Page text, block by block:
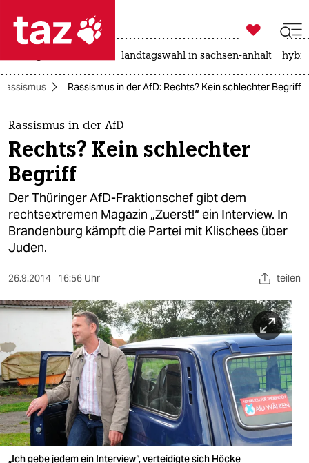
 taz zahl ich
taz zahl ich
themen
politik
öko
gesellschaft
kultur
sport
berlin
nord
wahrheit
verlag
verlag
veranstaltungen

taz zahl ich
landtagswahl in sachsen-anhalt
Rassismus Rassismus in der AfD: Rechts? Kein schlechter Begriff
Rassismus in der AfD
Rechts? Kein schlechter
Begriff
Der Thüringer AfD-Fraktionschef gibt dem
rechtsextremen Magazin „Zuerst!“ ein Interview. In
Brandenburg kämpft die Partei mit Klischees über
Juden.
26.9.2014 16:56 Uhr teilen
„Ich gebe jedem ein Interview“, verteidigte sich Höcke